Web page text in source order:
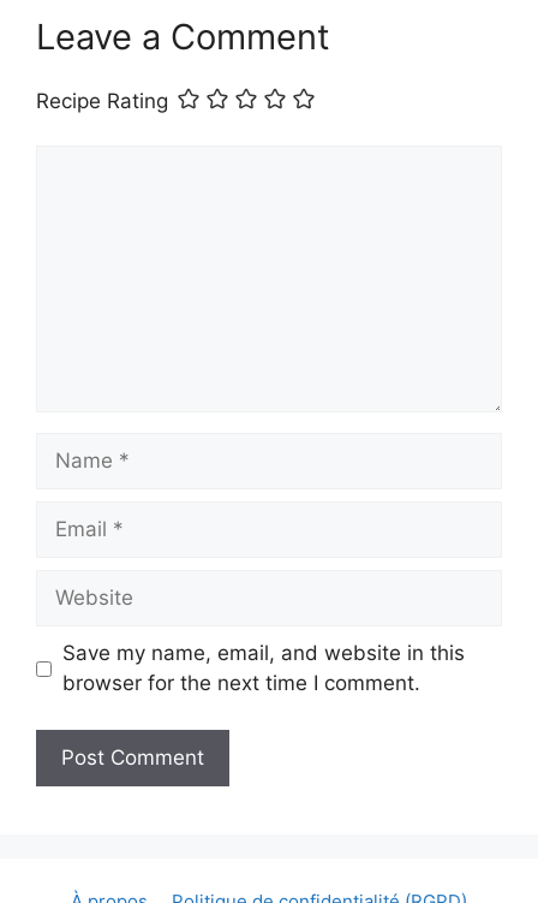
Leave a Comment
Recipe Rating
Name
Email
Website
Save my name, email, and website in this
browser for the next time I comment.